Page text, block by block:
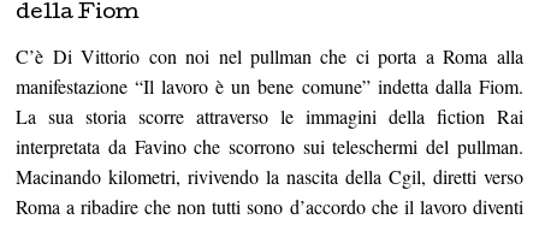
della Fiom
C’è Di Vittorio con noi nel pullman che ci porta a Roma alla
manifestazione “Il lavoro è un bene comune” indetta dalla Fiom.
La sua storia scorre attraverso le immagini della fiction Rai
interpretata da Favino che scorrono sui teleschermi del pullman.
Macinando kilometri, rivivendo la nascita della Cgil, diretti verso
Roma a ribadire che non tutti sono d’accordo che il lavoro diventi